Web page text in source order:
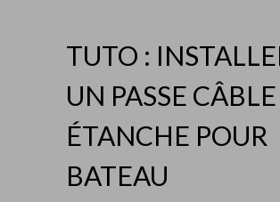
TUTO :
UN PASSE CÂBLE
ÉTANCHE POUR
BATEAU